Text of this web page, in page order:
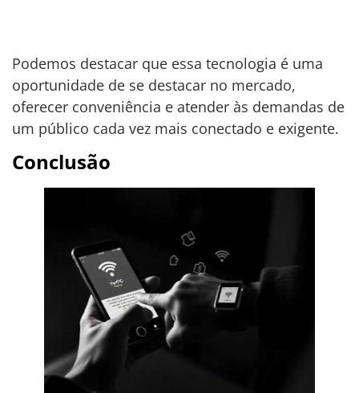
Podemos destacar que essa tecnologia é uma
oportunidade de se destacar no mercado,
oferecer conveniência e atender às demandas de
um público cada vez mais conectado e exigente.
Conclusão